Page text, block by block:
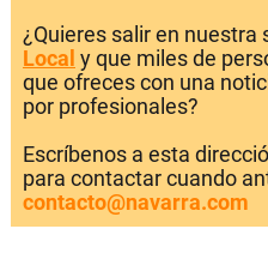
¿Quieres salir en nuestra
Local y que miles de
que ofreces con una
por profesionales?
Escríbenos a esta
para contactar cuando
contacto@navarra.com